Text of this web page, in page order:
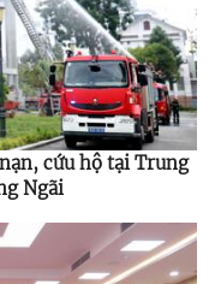
cứu hộ tại Trung
Ngãi